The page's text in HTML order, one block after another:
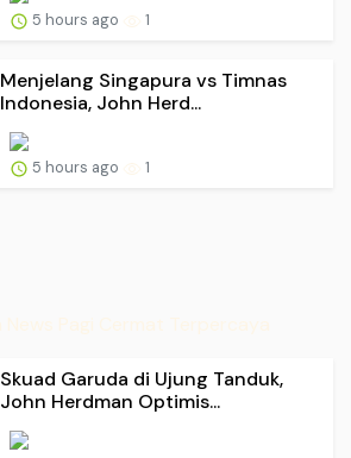
5 hours ago 1
Menjelang Singapura vs Timnas
Indonesia, John Herd...
5 hours ago 1
Skuad Garuda di Ujung Tanduk,
John Herdman Optimis...